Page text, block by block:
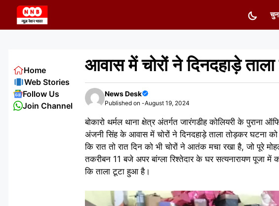
content
आवास में चोरों ने दिनदहाड़े
News Desk
Published on -August 19, 2024
बोकारो थर्मल थाना क्षेत्र अंतर्गत जारंगडीह कोलियरी के पुराना
अंजनी सिंह के आवास में चोरों ने दिनदहाड़े ताला तोड़कर घटना
कि रात तो रात दिन को भी चोरों ने आतंक मचा रखा है, जो पूरे
तकरीबन 11 बजे अपर बांग्ला रिश्तेदार के घर सत्यनारायण
कि ताला टूटा हुआ है।
Home
Web Stories
Follow Us
Join Channel